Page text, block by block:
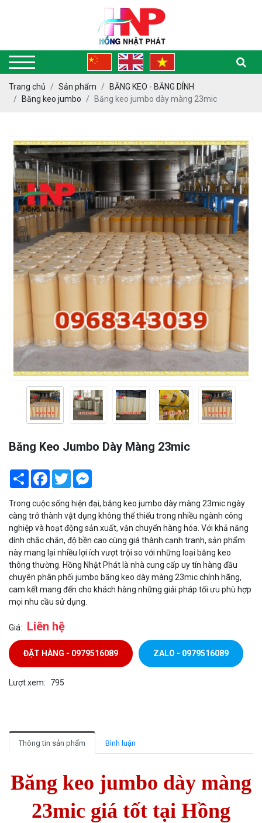
Trang chủ Sản phẩm
BĂNG KEO - BĂNG DÍNH
Băng keo jumbo
Băng keo jumbo dày màng 23mic
Băng Keo Jumbo Dày Màng 23mic
Share Facebook
Twitter
Trong cuộc sống hiện đại, băng keo jumbo dày màng 23mic ngày
càng trở thành vật dụng không thể thiếu trong nhiều ngành công
nghiệp và hoạt động sản xuất, vận chuyển hàng hóa. Với khả năng
dính chắc chắn, độ bền cao cùng giá thành cạnh tranh, sản phẩm
này mang lại nhiều lợi ích vượt trội so với những loại băng keo
thông thường. Hồng Nhật Phát là nhà cung cấp uy tín hàng đầu
chuyên phân phối jumbo băng keo dày màng 23mic chính hãng,
cam kết mang đến cho khách hàng những giải pháp tối ưu phù hợp
mọi nhu cầu sử dụng.
Giá: Liên hệ
ĐẶT HÀNG - 0979516089 ZALO - 0979516089
Lượt xem: 795
Thông tin sản phẩm Bình luận
Băng keo jumbo dày màng
23mic giá tốt tại Hồng